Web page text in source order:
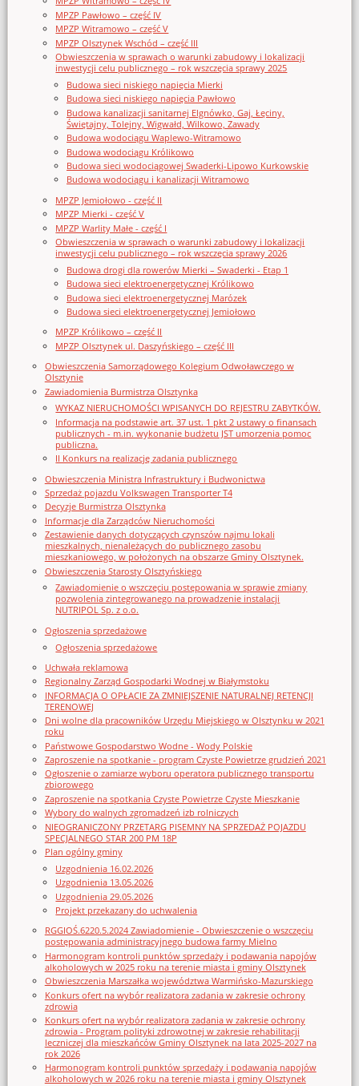
MPZP Pawłowo – część IV
MPZP Witramowo – część V
MPZP Olsztynek Wschód – część III
Obwieszczenia w sprawach o warunki zabudowy i lokalizacji
inwestycji celu publicznego – rok wszczęcia sprawy 2025
Budowa sieci niskiego napięcia Mierki
Budowa sieci niskiego napięcia Pawłowo
Budowa kanalizacji sanitarnej Elgnówko, Gaj, Łęciny,
Świętajny, Tolejny, Wigwałd, Wilkowo, Zawady
Budowa wodociągu Waplewo-Witramowo
Budowa wodociągu Królikowo
Budowa sieci wodociągowej Swaderki-Lipowo Kurkowskie
Budowa wodociągu i kanalizacji Witramowo
MPZP Jemiołowo - część II
MPZP Mierki - część V
MPZP Warlity Małe - część I
Obwieszczenia w sprawach o warunki zabudowy i lokalizacji
inwestycji celu publicznego – rok wszczęcia sprawy 2026
Budowa drogi dla rowerów Mierki – Swaderki - Etap 1
Budowa sieci elektroenergetycznej Królikowo
Budowa sieci elektroenergetycznej Marózek
Budowa sieci elektroenergetycznej Jemiołowo
MPZP Królikowo – część II
MPZP Olsztynek ul. Daszyńskiego – część III
Obwieszczenia Samorządowego Kolegium Odwoławczego w
Olsztynie
Zawiadomienia Burmistrza Olsztynka
WYKAZ NIERUCHOMOŚCI WPISANYCH DO REJESTRU ZABYTKÓW.
Informacja na podstawie art. 37 ust. 1 pkt 2 ustawy o finansach
publicznych - m.in. wykonanie budżetu JST umorzenia pomoc
publiczna.
II Konkurs na realizację zadania publicznego
Obwieszczenia Ministra Infrastruktury i Budwonictwa
Sprzedaż pojazdu Volkswagen Transporter T4
Decyzje Burmistrza Olsztynka
Informacje dla Zarządców Nieruchomości
Zestawienie danych dotyczących czynszów najmu lokali
mieszkalnych, nienależących do publicznego zasobu
mieszkaniowego, w położonych na obszarze Gminy Olsztynek.
Obwieszczenia Starosty Olsztyńskiego
Zawiadomienie o wszczęciu postępowania w sprawie zmiany
pozwolenia zintegrowanego na prowadzenie instalacji
NUTRIPOL Sp. z o.o.
Ogłoszenia sprzedażowe
Ogłoszenia sprzedażowe
Uchwała reklamowa
Regionalny Zarząd Gospodarki Wodnej w Białymstoku
INFORMACJA O OPŁACIE ZA ZMNIEJSZENIE NATURALNEJ RETENCJI
TERENOWEJ
Dni wolne dla pracowników Urzędu Miejskiego w Olsztynku w 2021
roku
Państwowe Gospodarstwo Wodne - Wody Polskie
Zaproszenie na spotkanie - program Czyste Powietrze grudzień 2021
Ogłoszenie o zamiarze wyboru operatora publicznego transportu
zbiorowego
Zaproszenie na spotkania Czyste Powietrze Czyste Mieszkanie
Wybory do walnych zgromadzeń izb rolniczych
NIEOGRANICZONY PRZETARG PISEMNY NA SPRZEDAŻ POJAZDU
SPECJALNEGO STAR 200 PM 18P
Plan ogólny gminy
Uzgodnienia 16.02.2026
Uzgodnienia 13.05.2026
Uzgodnienia 29.05.2026
Projekt przekazany do uchwalenia
RGGIOŚ.6220.5.2024 Zawiadomienie - Obwieszczenie o wszczęciu
postępowania administracyjnego budowa farmy Mielno
Harmonogram kontroli punktów sprzedaży i podawania napojów
alkoholowych w 2025 roku na terenie miasta i gminy Olsztynek
Obwieszczenia Marszałka województwa Warmińsko-Mazurskiego
Konkurs ofert na wybór realizatora zadania w zakresie ochrony
zdrowia
Konkurs ofert na wybór realizatora zadania w zakresie ochrony
zdrowia - Program polityki zdrowotnej w zakresie rehabilitacji
leczniczej dla mieszkańców Gminy Olsztynek na lata 2025-2027 na
rok 2026
Harmonogram kontroli punktów sprzedaży i podawania napojów
alkoholowych w 2026 roku na terenie miasta i gminy Olsztynek